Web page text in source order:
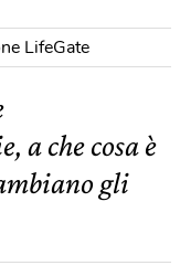
LifeGate
a che cosa è
gli